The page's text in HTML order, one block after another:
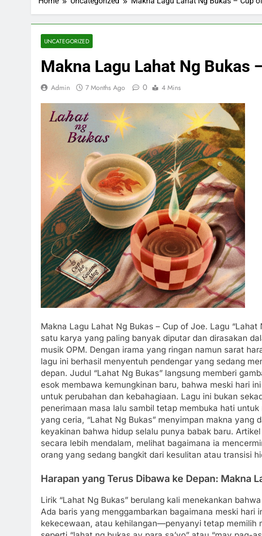
UNCATEGORIZED
Makna Lagu Lahat Ng Bukas
Admin 7 Months Ago 0 4 Mins
Makna Lagu Lahat Ng Bukas – Cup of Joe. Lagu
satu karya yang paling banyak diputar dan dirasakan
musik OPM. Dengan irama yang ringan namun sarat
lagu ini berhasil menyentuh pendengar yang sedang
depan. Judul “Lahat Ng Bukas” langsung memberi
esok membawa kemungkinan baru, bahwa meski hari
untuk perubahan dan kebahagiaan. Lagu ini bukan
penerimaan masa lalu sambil tetap membuka hati
yang ceria, “Lahat Ng Bukas” menyimpan makna yang
keyakinan bahwa hidup selalu punya babak baru.
secara lebih mendalam, melihat bagaimana ia
orang yang sedang bangkit dari kesulitan atau transisi
Harapan yang Terus Dibawa ke Depan: Makna
Lirik “Lahat Ng Bukas” berulang kali menekankan
Ada baris yang menggambarkan bagaimana meski
kekecewaan, atau kehilangan—penyanyi tetap memilih